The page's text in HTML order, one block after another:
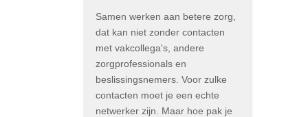
Samen werken aan betere zorg,
dat kan niet zonder contacten
met vakcollega's, andere
zorgprofessionals en
beslissingsnemers. Voor zulke
contacten moet je een echte
netwerker zijn. Maar hoe pak je